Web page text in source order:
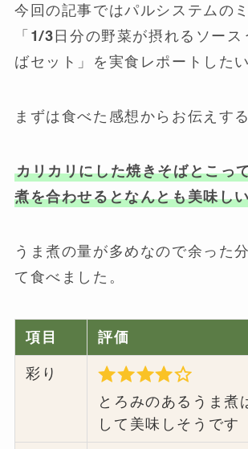
今回の記事ではパルシステムの
「1/3日分の野菜が摂れるソー
ばセット」を実食レポートした
まずは食べた感想からお伝えす
カリカリにした焼きそばとこっ
煮を合わせるとなんとも美味し
うま煮の量が多めなので余った
て食べました。
項目
評価
彩り
とろみのあるうま煮
して美味しそうです